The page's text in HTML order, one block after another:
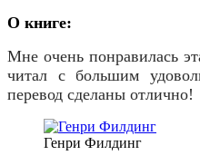
О книге:
Мне очень понравилась
читал с большим
перевод сделаны отлично!
Генри Филдинг